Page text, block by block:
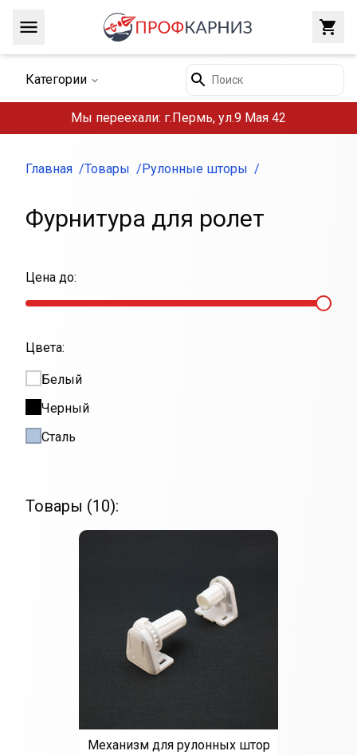
Навигация
Категории Поиск
Мы переехали: г.Пермь, ул.9 Мая 42
Главная Товары Рулонные шторы
Фурнитура для ролет
Цена до:
Цвета:
Белый
Черный
Сталь
Товары (10):
Механизм для рулонных штор